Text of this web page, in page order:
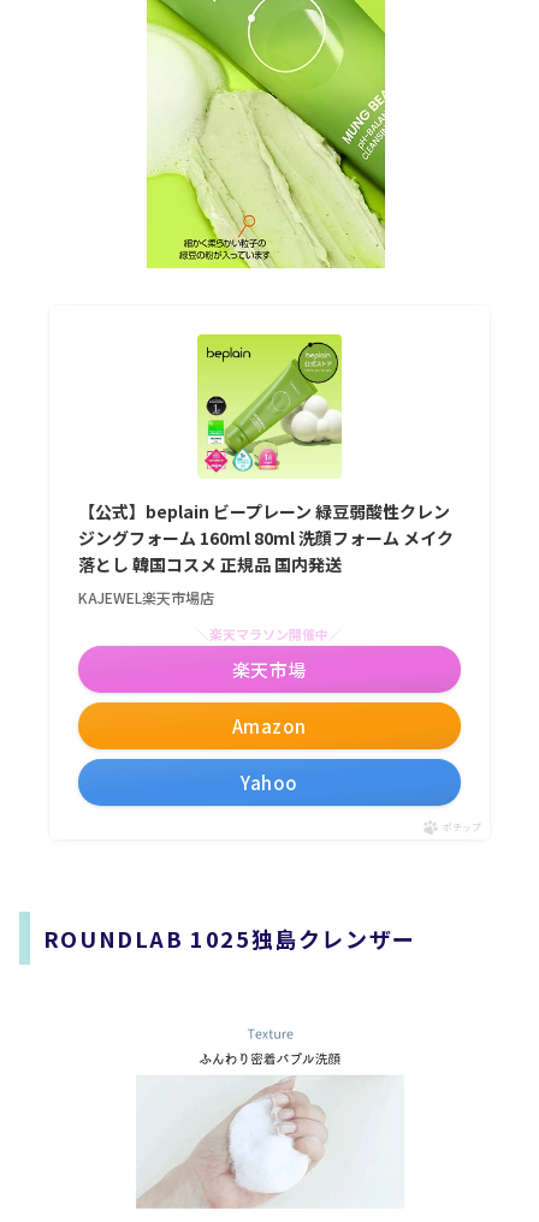
【公式】beplain ビープレーン 緑豆弱酸性クレン
ジングフォーム 160ml 80ml 洗顔フォーム メイク
落とし 韓国コスメ 正規品 国内発送
KAJEWEL楽天市場店
Amazon
＼楽天マラソン開催中／
楽天市場
Yahoo
ポチップ
ROUNDLAB 1025独島クレンザー